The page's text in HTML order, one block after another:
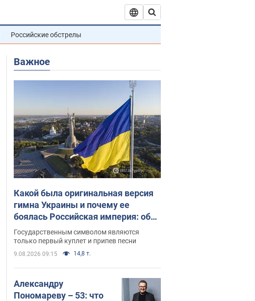
Российские обстрелы
Важное
Какой была оригинальная версия
гимна Украины и почему ее
боялась Российская империя: об
этом не рассказывают в школе
Государственным символом являются
только первый куплет и припев песни
9.08.2026 09:15 14,8 т.
Александру
Пономареву – 53: что